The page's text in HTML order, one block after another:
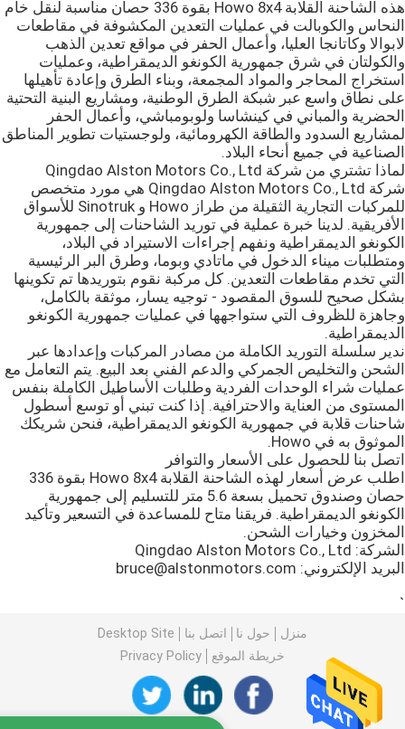
هذه الشاحنة القلابة Howo 8x4 بقوة 336 حصان مناسبة لنقل خام
النحاس والكوبالت في عمليات التعدين المكشوفة في مقاطعات
لابوالا وكاتانجا العليا، وأعمال الحفر في مواقع تعدين الذهب
والكولتان في شرق جمهورية الكونغو الديمقراطية، وعمليات
استخراج المحاجر والمواد المجمعة، وبناء الطرق وإعادة تأهيلها
على نطاق واسع عبر شبكة الطرق الوطنية، ومشاريع البنية التحتية
الحضرية والمباني في كينشاسا ولوبومباشي، وأعمال الحفر
لمشاريع السدود والطاقة الكهرومائية، ولوجستيات تطوير المناطق
الصناعية في جميع أنحاء البلاد.
لماذا تشتري من شركة Qingdao Alston Motors Co., Ltd
شركة Qingdao Alston Motors Co., Ltd هي مورد متخصص
للمركبات التجارية الثقيلة من طراز Howo و Sinotruk للأسواق
الأفريقية. لدينا خبرة عملية في توريد الشاحنات إلى جمهورية
الكونغو الديمقراطية ونفهم إجراءات الاستيراد في البلاد،
ومتطلبات ميناء الدخول في ماتادي وبوما، وطرق البر الرئيسية
التي تخدم مقاطعات التعدين. كل مركبة نقوم بتوريدها تم تكوينها
بشكل صحيح للسوق المقصود - توجيه يسار، موثقة بالكامل،
وجاهزة للظروف التي ستواجهها في عمليات جمهورية الكونغو
الديمقراطية.
ندير سلسلة التوريد الكاملة من مصادر المركبات وإعدادها عبر
الشحن والتخليص الجمركي والدعم الفني بعد البيع. يتم التعامل مع
عمليات شراء الوحدات الفردية وطلبات الأساطيل الكاملة بنفس
المستوى من العناية والاحترافية. إذا كنت تبني أو توسع أسطول
شاحنات قلابة في جمهورية الكونغو الديمقراطية، فنحن شريكك
الموثوق به في Howo.
اتصل بنا للحصول على الأسعار والتوافر
اطلب عرض أسعار لهذه الشاحنة القلابة Howo 8x4 بقوة 336
حصان وصندوق تحميل بسعة 5.6 متر للتسليم إلى جمهورية
الكونغو الديمقراطية. فريقنا متاح للمساعدة في التسعير وتأكيد
المخزون وخيارات الشحن.
الشركة: Qingdao Alston Motors Co., Ltd
البريد الإلكتروني: bruce@alstonmotors.com
`
منزل حول نا اتصل بنا
Desktop Site
خريطة الموقع
Privacy Policy